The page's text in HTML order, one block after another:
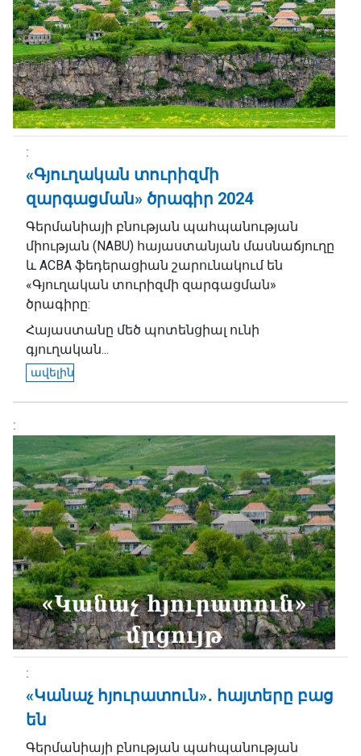
«Գյուղական տուրիզմի
զարգացման» ծրագիր 2024
Գերմանիայի բնության պահպանության
միության (NABU) հայաստանյան մասնաճյուղը
և ACBA ֆեդերացիան շարունակում են
«Գյուղական տուրիզմի զարգացման»
ծրագիրը:
Հայաստանը մեծ պոտենցիալ ունի
գյուղական...
ավելին
«Կանաչ հյուրատուն»․ հայտերը բաց
են
Գերմանիայի բնության պահպանության